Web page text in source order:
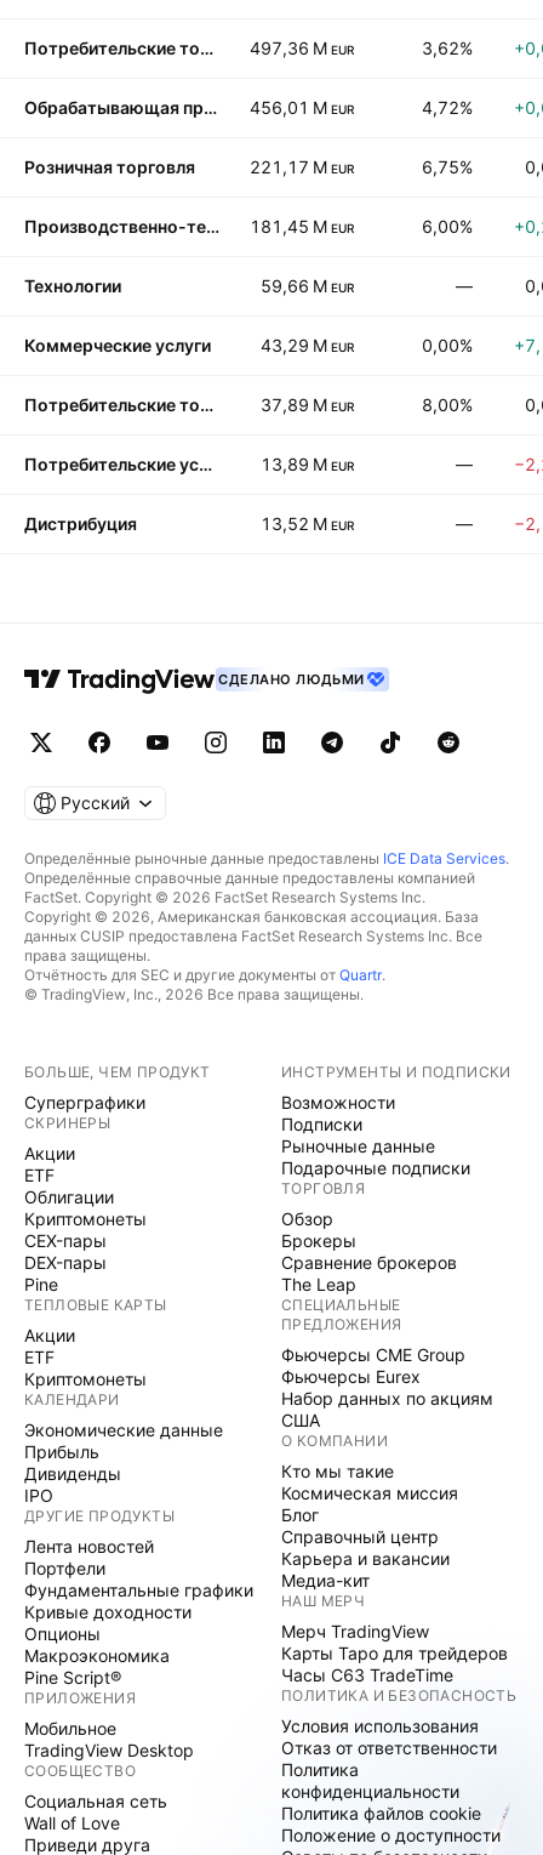
Потребительские товары недлительного пользования 497,36 M EUR 3,62%
Обрабатывающая промышленность 456,01 M EUR 4,72%
Розничная торговля 221,17 M EUR 6,75%
Производственно-технические услуги 181,45 M EUR 6,00%
Технологии 59,66 M EUR —
Коммерческие услуги 43,29 M EUR 0,00%
Потребительские товары длительного пользования 37,89 M EUR 8,00%
Потребительские услуги 13,89 M EUR —
Дистрибуция 13,52 M EUR —
СДЕЛАНО ЛЮДЬМИ
Русский
Определённые рыночные данные предоставлены ICE Data Services.
Определённые справочные данные предоставлены компанией
FactSet. Copyright © 2026 FactSet Research Systems Inc.
Copyright © 2026, Американская банковская ассоциация. База
данных CUSIP предоставлена FactSet Research Systems Inc. Все
права защищены.
Отчётность для SEC и другие документы от Quartr.
© TradingView, Inc., 2026 Все права защищены.
БОЛЬШЕ, ЧЕМ ПРОДУКТ
Суперграфики
СКРИНЕРЫ
Акции
ETF
Облигации
Криптомонеты
CEX-пары
DEX-пары
Pine
ТЕПЛОВЫЕ КАРТЫ
Акции
ETF
Криптомонеты
КАЛЕНДАРИ
Экономические данные
Прибыль
Дивиденды
IPO
ДРУГИЕ ПРОДУКТЫ
Лента новостей
Портфели
Фундаментальные графики
Кривые доходности
Опционы
Макроэкономика
Pine Script®
ПРИЛОЖЕНИЯ
Мобильное
TradingView Desktop
СООБЩЕСТВО
Социальная сеть
Wall of Love
Приведи друга
ИНСТРУМЕНТЫ И ПОДПИСКИ
Возможности
Подписки
Рыночные данные
Подарочные подписки
ТОРГОВЛЯ
Обзор
Брокеры
Сравнение брокеров
The Leap
СПЕЦИАЛЬНЫЕ
ПРЕДЛОЖЕНИЯ
Фьючерсы CME Group
Фьючерсы Eurex
Набор данных по акциям
США
О КОМПАНИИ
Кто мы такие
Космическая миссия
Блог
Справочный центр
Карьера и вакансии
Медиа-кит
НАШ МЕРЧ
Мерч TradingView
Карты Таро для трейдеров
Часы C63 TradeTime
ПОЛИТИКА И БЕЗОПАСНОСТЬ
Условия использования
Отказ от ответственности
Политика
конфиденциальности
Политика файлов cookie
Положение о доступности